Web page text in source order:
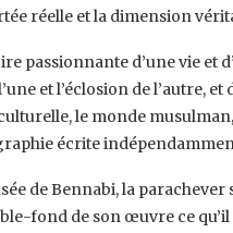
réelle et la dimension
passionnante d’une vie
et l’éclosion de l’autre,
le monde
écrite
de Bennabi, la parachever
fond de son œuvre ce